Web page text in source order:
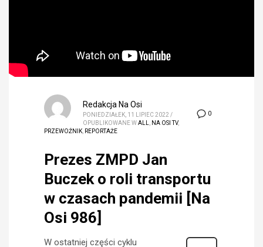
0
Redakcja Na Osi
PONIEDZIAŁEK, 11 LIPIEC 2022 /
OPUBLIKOWANE WALL, NA OSI TV,
PRZEWOŹNIK, REPORTAŻE
Prezes ZMPD Jan
Buczek o roli transportu
w czasach pandemii [Na
Osi 986]
W ostatniej części cyklu